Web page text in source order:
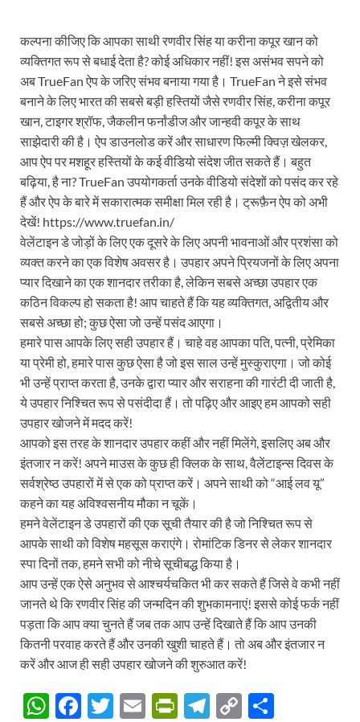
कल्पना कीजिए कि आपका साथी रणवीर सिंह या करीना कपूर खान को
व्यक्तिगत रूप से बधाई देता है? कोई अधिकार नहीं! इस असंभव सपने को
अब TrueFan ऐप के जरिए संभव बनाया गया है। TrueFan ने इसे संभव
बनाने के लिए भारत की सबसे बड़ी हस्तियों जैसे रणवीर सिंह, करीना कपूर
खान, टाइगर श्रॉफ, जैकलीन फर्नांडीज और जान्हवी कपूर के साथ
साझेदारी की है। ऐप डाउनलोड करें और साधारण फिल्मी क्विज़ खेलकर,
आप ऐप पर मशहूर हस्तियों के कई वीडियो संदेश जीत सकते हैं। बहुत
बढ़िया, है ना? TrueFan उपयोगकर्ता उनके वीडियो संदेशों को पसंद कर रहे
हैं और ऐप के बारे में सकारात्मक समीक्षा मिल रही है। ट्रूफ़ैन ऐप को अभी
देखें! https://www.truefan.in/
वेलेंटाइन डे जोड़ों के लिए एक दूसरे के लिए अपनी भावनाओं और प्रशंसा को
व्यक्त करने का एक विशेष अवसर है। उपहार अपने प्रियजनों के लिए अपना
प्यार दिखाने का एक शानदार तरीका है, लेकिन सबसे अच्छा उपहार एक
कठिन विकल्प हो सकता है! आप चाहते हैं कि यह व्यक्तिगत, अद्वितीय और
सबसे अच्छा हो; कुछ ऐसा जो उन्हें पसंद आएगा।
हमारे पास आपके लिए सही उपहार हैं। चाहे वह आपका पति, पत्नी, प्रेमिका
या प्रेमी हो, हमारे पास कुछ ऐसा है जो इस साल उन्हें मुस्कुराएगा। जो कोई
भी उन्हें प्राप्त करता है, उनके द्वारा प्यार और सराहना की गारंटी दी जाती है,
ये उपहार निश्चित रूप से पसंदीदा हैं। तो पढ़िए और आइए हम आपको सही
उपहार खोजने में मदद करें!
आपको इस तरह के शानदार उपहार कहीं और नहीं मिलेंगे, इसलिए अब और
इंतजार न करें! अपने माउस के कुछ ही क्लिक के साथ, वैलेंटाइन्स दिवस के
सर्वश्रेष्ठ उपहारों में से एक को प्राप्त करें। अपने साथी को “आई लव यू”
कहने का यह अविश्वसनीय मौका न चूकें।
हमने वेलेंटाइन डे उपहारों की एक सूची तैयार की है जो निश्चित रूप से
आपके साथी को विशेष महसूस कराएंगे। रोमांटिक डिनर से लेकर शानदार
स्पा दिनों तक, हमने सभी को नीचे सूचीबद्ध किया है।
आप उन्हें एक ऐसे अनुभव से आश्चर्यचकित भी कर सकते हैं जिसे वे कभी नहीं
जानते थे कि रणवीर सिंह की जन्मदिन की शुभकामनाएं! इससे कोई फर्क नहीं
पड़ता कि आप क्या चुनते हैं जब तक आप उन्हें दिखाते हैं कि आप उनकी
कितनी परवाह करते हैं और उनकी खुशी चाहते हैं। तो अब और इंतजार न
करें और आज ही सही उपहार खोजने की शुरुआत करें!
W F
T
E
P
T
C